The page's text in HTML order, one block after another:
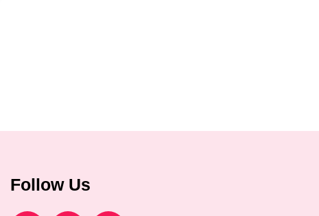
Follow Us